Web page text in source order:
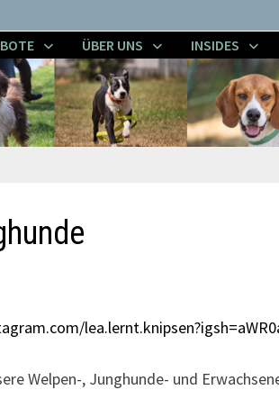
ÜBER UNS INSIDES
Welpen-, Junghunde- und